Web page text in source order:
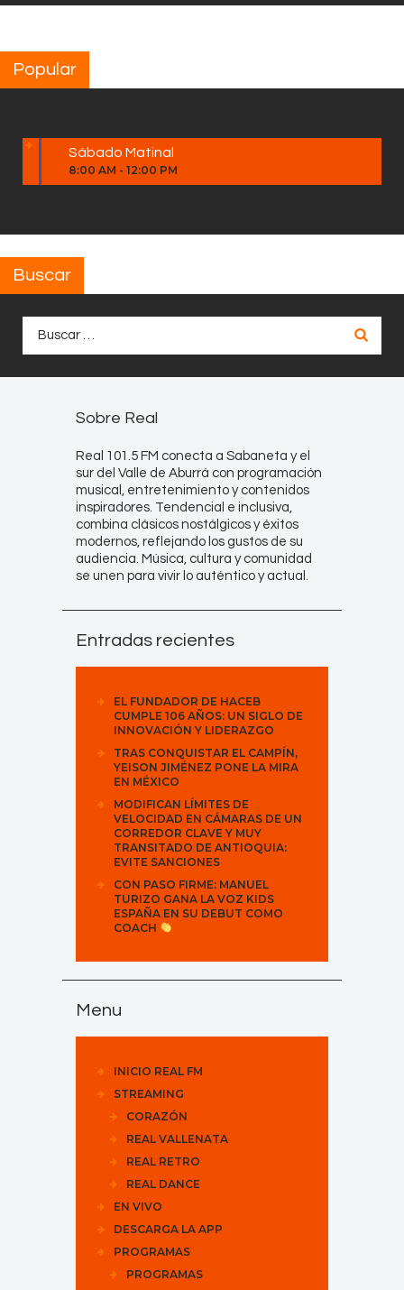
Popular
Sábado Matinal
8:00 AM - 12:00 PM
Buscar
Sobre Real
Real 101.5 FM conecta a Sabaneta y el
sur del Valle de Aburrá con programación
musical, entretenimiento y contenidos
inspiradores. Tendencial e inclusiva,
combina clásicos nostálgicos y éxitos
modernos, reflejando los gustos de su
audiencia. Música, cultura y comunidad
se unen para vivir lo auténtico y actual.
Entradas recientes
EL FUNDADOR DE HACEB
CUMPLE 106 AÑOS: UN SIGLO DE
INNOVACIÓN Y LIDERAZGO
TRAS CONQUISTAR EL CAMPÍN,
YEISON JIMÉNEZ PONE LA MIRA
EN MÉXICO
MODIFICAN LÍMITES DE
VELOCIDAD EN CÁMARAS DE UN
CORREDOR CLAVE Y MUY
TRANSITADO DE ANTIOQUIA:
EVITE SANCIONES
CON PASO FIRME: MANUEL
TURIZO GANA LA VOZ KIDS
ESPAÑA EN SU DEBUT COMO
COACH
Menu
INICIO REAL FM
STREAMING
CORAZÓN
REAL VALLENATA
REAL RETRO
REAL DANCE
EN VIVO
DESCARGA LA APP
PROGRAMAS
PROGRAMAS